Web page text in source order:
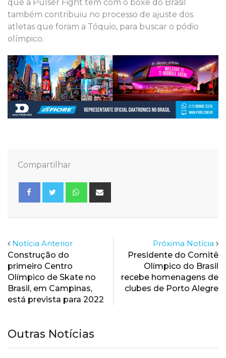
que a Pulser Fight tem com o boxe do Brasil
também contribuiu no processo de ajuste dos
atletas que foram a Tóquio, para buscar o pódio
olímpico.
Compartilhar
Whatsapp
Notícia Anterior
Construção do
primeiro Centro
Olímpico de Skate no
Brasil, em Campinas,
está prevista para 2022
Próxima Notícia
Presidente do Comitê
Olímpico do Brasil
recebe homenagens de
clubes de Porto Alegre
Outras Notícias